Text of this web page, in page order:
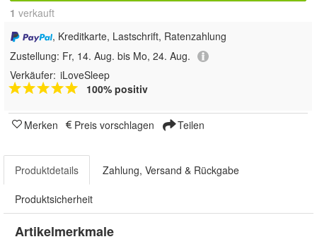
1 verkauft
, Kreditkarte, Lastschrift, Ratenzahlung
Zustellung: Fr, 14. Aug. bis Mo, 24. Aug.
Verkäufer: iLoveSleep
100% positiv
Merken Preis vorschlagen Teilen
Produktdetails Zahlung, Versand & Rückgabe
Produktsicherheit
Artikelmerkmale